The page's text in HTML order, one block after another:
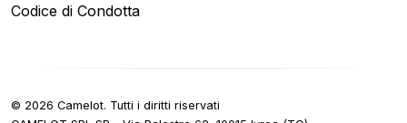
Codice di Condotta
© 2026 Camelot. Tutti i diritti riservati